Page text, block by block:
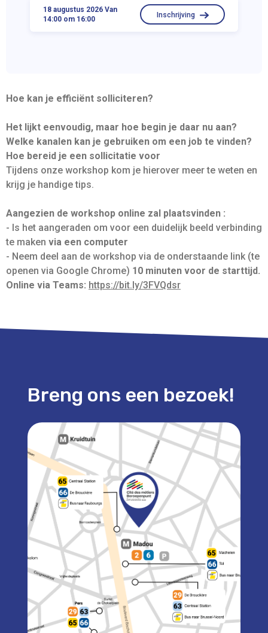
Hoe kan je efficiënt solliciteren?
Het lijkt eenvoudig, maar hoe begin je daar nu aan?
Welke kanalen kan je gebruiken om een job te vinden?
Hoe bereid je een sollicitatie voor
Tijdens onze workshop kom je hierover meer te weten en
krijg je handige tips.
Aangezien de workshop online zal plaatsvinden :
- Is het aangeraden om voor een duidelijk beeld verbinding
te maken via een computer
- Neem deel aan de workshop via de onderstaande link (te
openen via Google Chrome) 10 minuten voor de starttijd.
Online via Teams: https://bit.ly/3FVQdsr
18 augustus 2026 Van
14:00 om 16:00
Inschrijving
Breng ons een bezoek!